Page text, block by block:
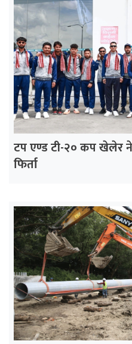
टप एण्ड टी-२० कप खेलेर
फिर्ता